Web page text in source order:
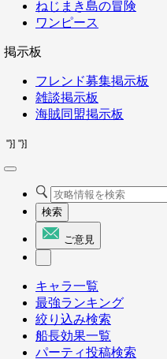
ねじまき島の冒険
ワンピース
掲示板
フレンド募集掲示板
雑談掲示板
海賊同盟掲示板
"}] "}]
検索
ご意見
キャラ一覧
最強ランキング
絞り込み検索
船長効果一覧
パーティ投稿検索